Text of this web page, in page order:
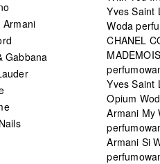
Armani
Gabbana
Yves Saint
Woda
CHANEL
Yves Saint
Opium
Armani My
Armani Si